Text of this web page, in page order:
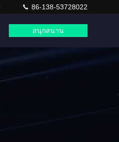
86-138-53728022
สนุกสนาน